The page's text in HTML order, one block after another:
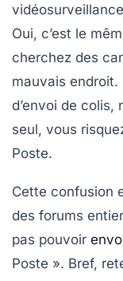
Oui, c’est le
cherchez des
mauvais
d’envoi de colis,
seul, vous
Poste.
Cette confusion
des forums
pas pouvoir
Poste ». Bref,